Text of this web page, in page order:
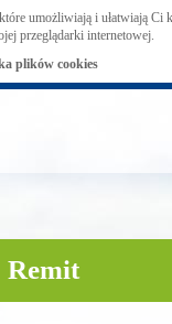
umożliwiają i ułatwiają Ci
przeglądarki internetowej.
plików cookies
Remit